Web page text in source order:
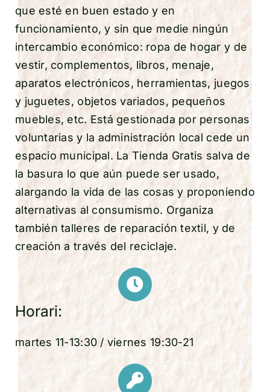
que esté en buen estado y en
funcionamiento, y sin que medie ningún
intercambio económico: ropa de hogar y de
vestir, complementos, libros, menaje,
aparatos electrónicos, herramientas, juegos
y juguetes, objetos variados, pequeños
muebles, etc. Está gestionada por personas
voluntarias y la administración local cede un
espacio municipal. La Tienda Gratis salva de
la basura lo que aún puede ser usado,
alargando la vida de las cosas y proponiendo
alternativas al consumismo. Organiza
también talleres de reparación textil, y de
creación a través del reciclaje.
Horari:
martes 11-13:30 / viernes 19:30-21